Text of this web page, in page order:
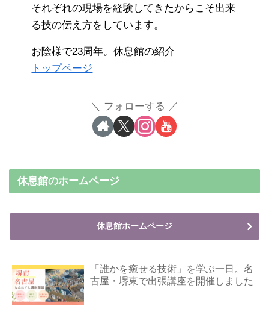
それぞれの現場を経験してきたからこそ出来
る技の伝え方をしています。
お陰様で23周年。休息館の紹介
トップページ
フォローする
休息館のホームページ
休息館ホームページ
「誰かを癒せる技術」を学ぶ一日。名
古屋・堺東で出張講座を開催しました